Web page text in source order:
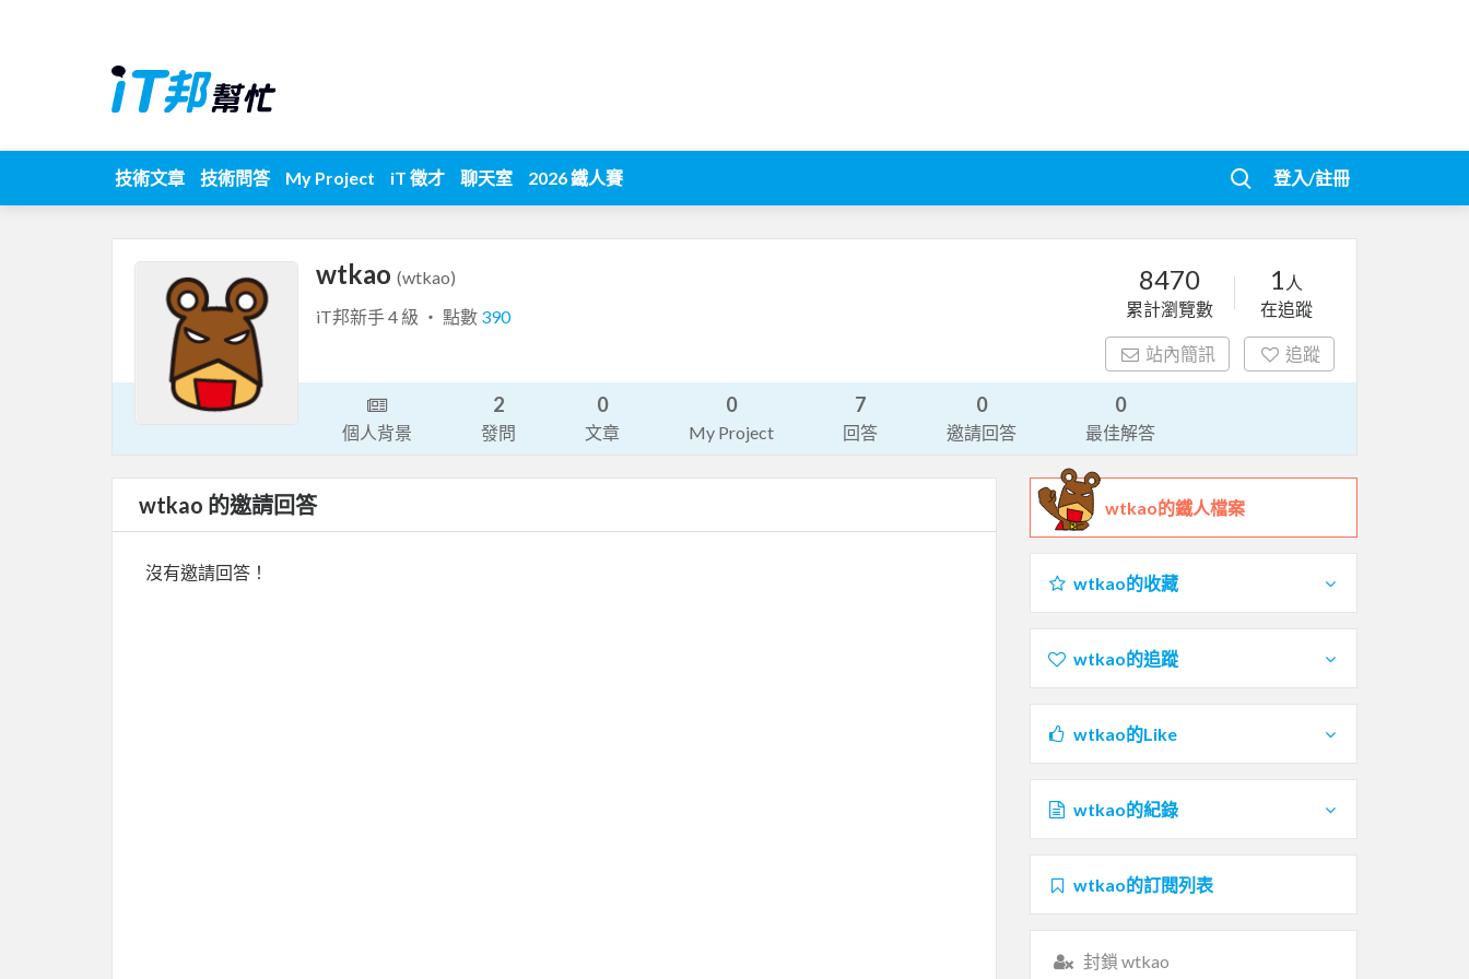
技術文章 技術問答 My Project iT 徵才 聊天室 2026 鐵人賽 登入/註冊
wtkao (wtkao)
iT邦新手 4 級 ‧ 點數 390
8470
累計瀏覽數
1 人
在追蹤
站內簡訊 追蹤
個人背景
2
發問
0
文章
0
My Project
7
回答
0
邀請回答
0
最佳解答
wtkao 的邀請回答
沒有邀請回答！
wtkao的鐵人檔案
wtkao的收藏
wtkao的追蹤
wtkao的Like
wtkao的紀錄
wtkao的訂閱列表
封鎖 wtkao